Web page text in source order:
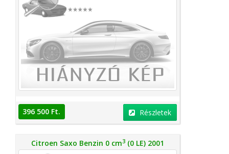
396 500 Ft. Részletek
Citroen Saxo Benzin 0 cm3 (0 LE) 2001